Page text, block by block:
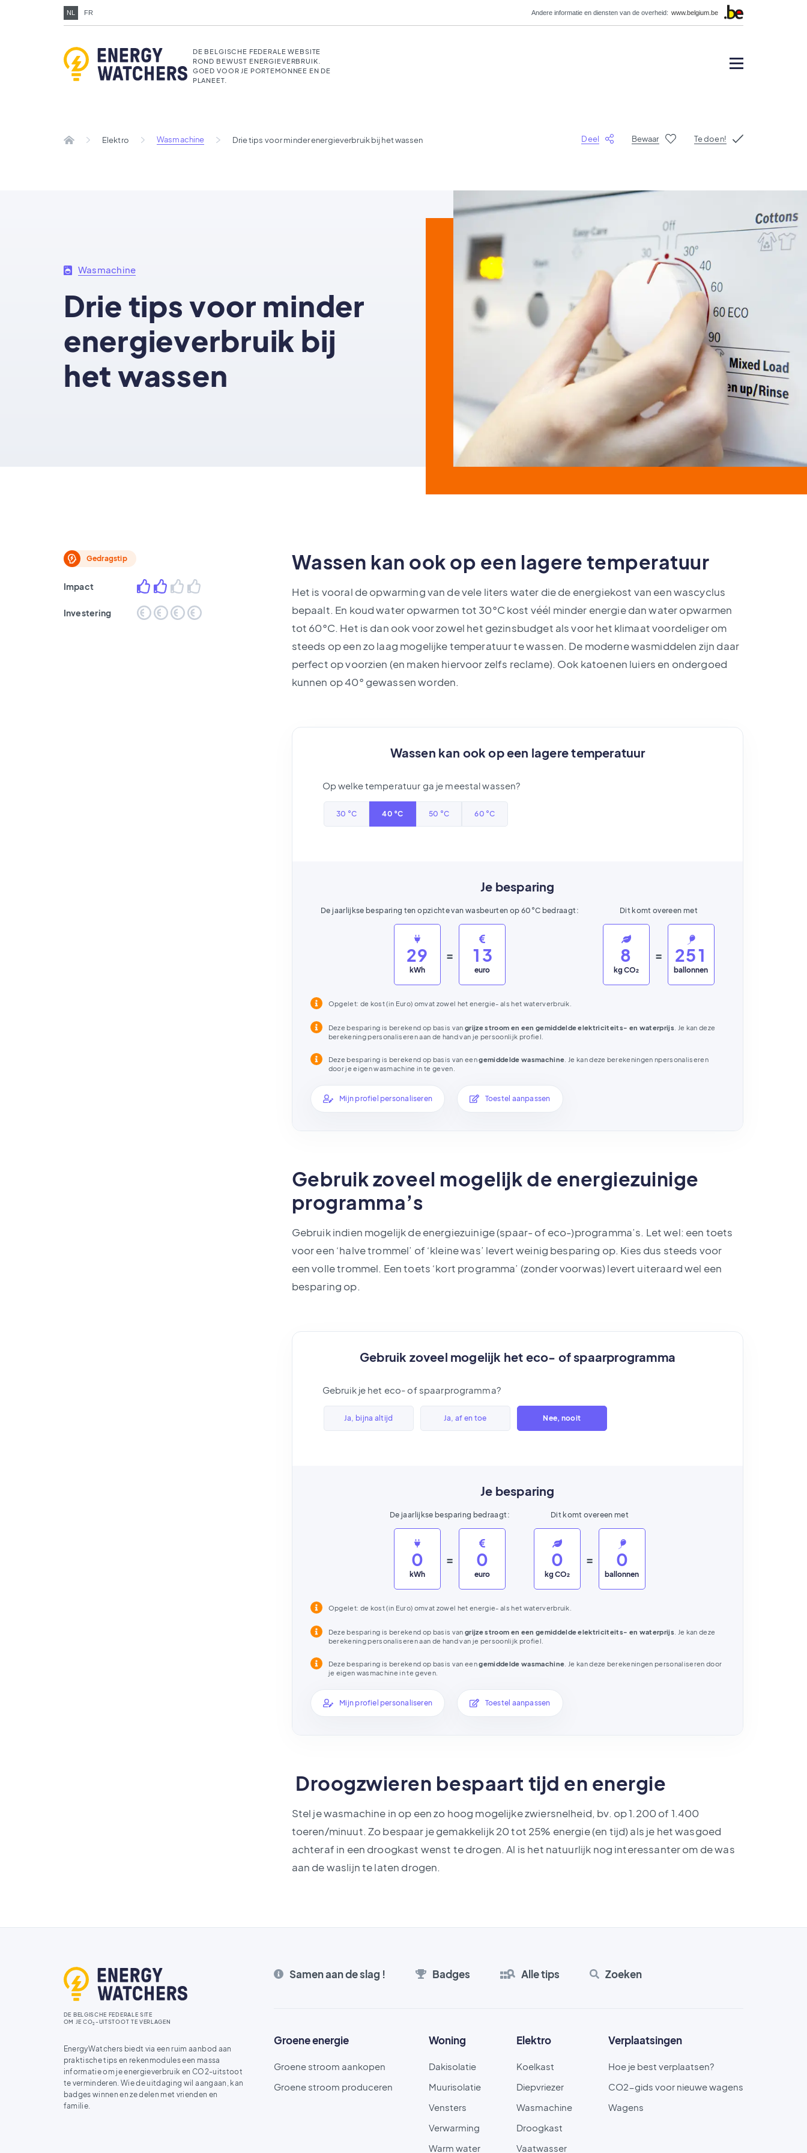
NL FR Andere informatie en diensten van de overheid: www.belgium.be
DE BELGISCHE FEDERALE WEBSITE
ROND BEWUST ENERGIEVERBRUIK.
GOED VOOR JE PORTEMONNEE EN DE
PLANEET.
Elektro Wasmachine Drie tips voor minder energieverbruik bij het wassen Deel Bewaar Te doen!
Wasmachine
Drie tips voor minder
energieverbruik bij
het wassen
Gedragstip
Impact
Investering
Wassen kan ook op een lagere temperatuur
Het is vooral de opwarming van de vele liters water die de energiekost van een wascyclus
bepaalt. En koud water opwarmen tot 30°C kost véél minder energie dan water opwarmen
tot 60°C. Het is dan ook voor zowel het gezinsbudget als voor het klimaat voordeliger om
steeds op een zo laag mogelijke temperatuur te wassen. De moderne wasmiddelen zijn daar
perfect op voorzien (en maken hiervoor zelfs reclame). Ook katoenen luiers en ondergoed
kunnen op 40° gewassen worden.
Wassen kan ook op een lagere temperatuur
Op welke temperatuur ga je meestal wassen?
30 °C 40 °C 50 °C 60 °C
Je besparing
De jaarlijkse besparing ten opzichte van wasbeurten op 60°C bedraagt:
29
kWh
= 1 3
euro
Dit komt overeen met
8
kg CO₂
= 251
ballonnen
Opgelet: de kost (in Euro) omvat zowel het energie- als het waterverbruik.
Deze besparing is berekend op basis van grijze stroom en een gemiddelde elektriciteits- en waterprijs . Je kan deze
berekening personaliseren aan de hand van je persoonlijk profiel.
Deze besparing is berekend op basis van eengemiddelde wasmachine . Je kan deze berekeningen npersonaliseren
door je eigen wasmachine in te geven.
Mijn profiel personaliseren Toestel aanpassen
Gebruik zoveel mogelijk de energiezuinige
programma’s
Gebruik indien mogelijk de energiezuinige (spaar- of eco-)programma’s. Let wel: een toets
voor een ‘halve trommel’ of ‘kleine was’ levert weinig besparing op. Kies dus steeds voor
een volle trommel. Een toets ‘kort programma’ (zonder voorwas) levert uiteraard wel een
besparing op.
Gebruik zoveel mogelijk het eco- of spaarprogramma
Gebruik je het eco- of spaarprogramma?
Ja, bijna altijd Ja, af en toe Nee, nooit
Je besparing
De jaarlijkse besparing bedraagt:
0
kWh
= 0
euro
Dit komt overeen met
0
kg CO₂
= 0
ballonnen
Opgelet: de kost (in Euro) omvat zowel het energie- als het waterverbruik.
Deze besparing is berekend op basis van grijze stroom en een gemiddelde elektriciteits- en waterprijs . Je kan deze
berekening personaliseren aan de hand van je persoonlijk profiel.
Deze besparing is berekend op basis van eengemiddelde wasmachine . Je kan deze berekeningen personaliseren door
je eigen wasmachine in te geven.
Mijn profiel personaliseren Toestel aanpassen
Droogzwieren bespaart tijd en energie
Stel je wasmachine in op een zo hoog mogelijke zwiersnelheid, bv. op 1.200 of 1.400
toeren/minuut. Zo bespaar je gemakkelijk 20 tot 25% energie (en tijd) als je het wasgoed
achteraf in een droogkast wenst te drogen. Al is het natuurlijk nog interessanter om de was
aan de waslijn te laten drogen.
DE BELGISCHE FEDERALE SITE
OM JE CO2 -UITSTOOT TE VERLAGEN
EnergyWatchers biedt via een ruim aanbod aan
praktische tips en rekenmodules een massa
informatie om je energieverbruik en CO2-uitstoot
te verminderen. Wie de uitdaging wil aangaan, kan
badges winnen en ze delen met vrienden en
familie.
Samen aan de slag ! Badges Alle tips Zoeken
Groene energie
Groene stroom aankopen
Groene stroom produceren
Woning
Dakisolatie
Muurisolatie
Vensters
Verwarming
Warm water
Elektro
Koelkast
Diepvriezer
Wasmachine
Droogkast
Vaatwasser
Verplaatsingen
Hoe je best verplaatsen?
CO2-gids voor nieuwe wagens
Wagens